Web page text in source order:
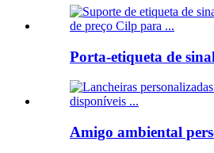
Porta-etiqueta de
Amigo ambiental